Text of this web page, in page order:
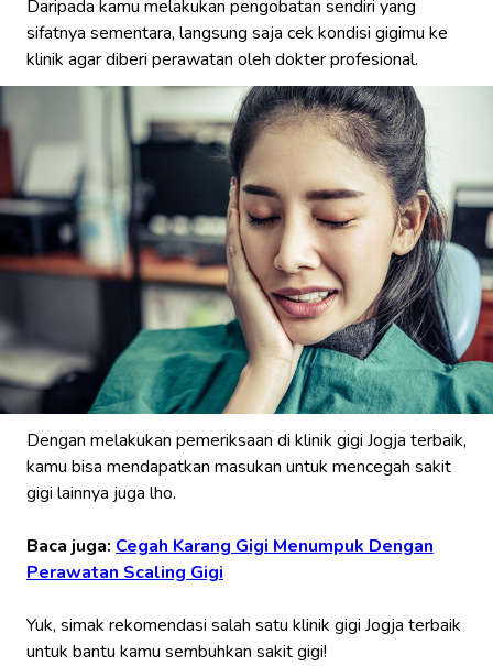
Daripada kamu melakukan pengobatan sendiri yang
sifatnya sementara, langsung saja cek kondisi gigimu ke
klinik agar diberi perawatan oleh dokter profesional.
Dengan melakukan pemeriksaan di klinik gigi Jogja terbaik,
kamu bisa mendapatkan masukan untuk mencegah sakit
gigi lainnya juga lho.
Baca juga: Cegah Karang Gigi Menumpuk Dengan
Perawatan Scaling Gigi
Yuk, simak rekomendasi salah satu klinik gigi Jogja terbaik
untuk bantu kamu sembuhkan sakit gigi!